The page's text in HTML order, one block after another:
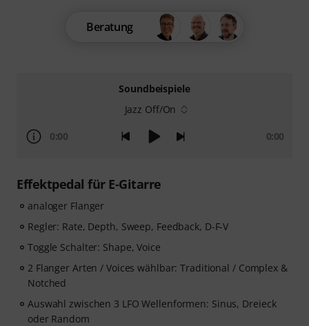
Soundbeispiele
Jazz Off/On
0:00 0:00
Effektpedal für E-Gitarre
analoger Flanger
Regler: Rate, Depth, Sweep, Feedback, D-F-V
Toggle Schalter: Shape, Voice
2 Flanger Arten / Voices wählbar: Traditional / Complex &
Notched
Auswahl zwischen 3 LFO Wellenformen: Sinus, Dreieck
oder Random
Beratung